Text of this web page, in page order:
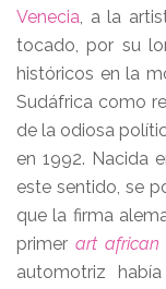
Venecia, a la
tocado, por su
históricos en la
Sudáfrica como
de la odiosa
en 1992. Nacida
este sentido, se
que la firma
primer art african
automotriz